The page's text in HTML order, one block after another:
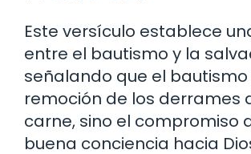
Este versículo establece
entre el bautismo y la
señalando que el bautismo
remoción de los derrames
carne, sino el compromiso
buena conciencia hacia